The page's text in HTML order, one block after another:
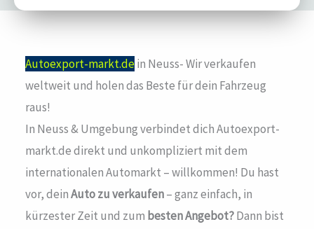
Autoexport-markt.de in Neuss- Wir verkaufen
weltweit und holen das Beste für dein Fahrzeug
raus!
In Neuss & Umgebung verbindet dich Autoexport-
markt.de direkt und unkompliziert mit dem
internationalen Automarkt – willkommen! Du hast
vor, deinAuto zu verkaufen– ganz einfach, in
kürzester Zeit und zum besten Angebot?Dann bist